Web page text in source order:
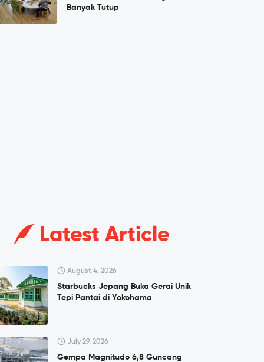
Banyak Tutup
Latest Article
August 4, 2026
Starbucks Jepang Buka Gerai Unik
Tepi Pantai di Yokohama
July 29, 2026
Gempa Magnitudo 6,8 Guncang